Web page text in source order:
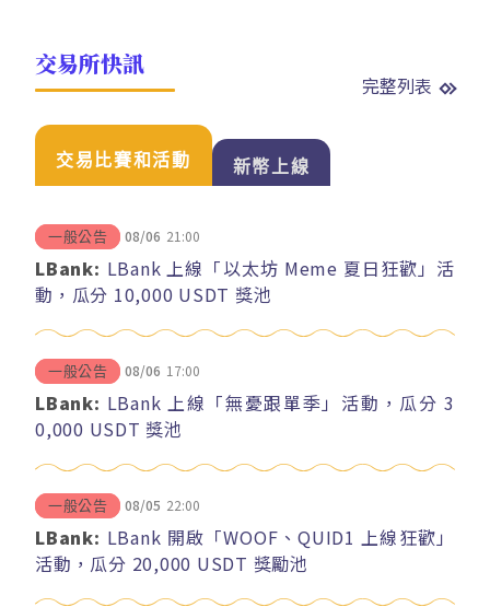
交易所快訊
完整列表
交易比賽和活動 新幣上線
一般公告 08/06 21:00
LBank: LBank 上線「以太坊 Meme 夏日狂歡」活
動，瓜分 10,000 USDT 獎池
一般公告 08/06 17:00
LBank: LBank 上線「無憂跟單季」活動，瓜分 3
0,000 USDT 獎池
一般公告 08/05 22:00
LBank: LBank 開啟「WOOF、QUID1 上線狂歡」
活動，瓜分 20,000 USDT 獎勵池